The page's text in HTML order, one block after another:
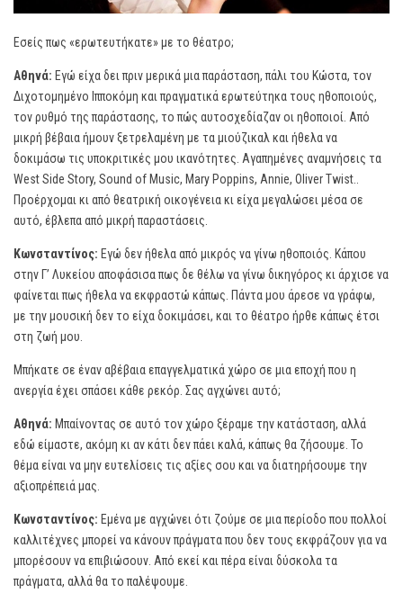
Εσείς πως «ερωτευτήκατε» με το θέατρο;
Αθηνά: Εγώ είχα δει πριν μερικά μια παράσταση, πάλι του Κώστα, τον
Διχοτομημένο Ιπποκόμη και πραγματικά ερωτεύτηκα τους ηθοποιούς,
τον ρυθμό της παράστασης, το πώς αυτοσχεδίαζαν οι ηθοποιοί. Από
μικρή βέβαια ήμουν ξετρελαμένη με τα μιούζικαλ και ήθελα να
δοκιμάσω τις υποκριτικές μου ικανότητες. Αγαπημένες αναμνήσεις τα
West Side Story, Sound of Music, Mary Poppins, Annie, Oliver Twist..
Προέρχομαι κι από θεατρική οικογένεια κι είχα μεγαλώσει μέσα σε
αυτό, έβλεπα από μικρή παραστάσεις.
Κωνσταντίνος: Εγώ δεν ήθελα από μικρός να γίνω ηθοποιός. Κάπου
στην Γ’ Λυκείου αποφάσισα πως δε θέλω να γίνω δικηγόρος κι άρχισε να
φαίνεται πως ήθελα να εκφραστώ κάπως. Πάντα μου άρεσε να γράφω,
με την μουσική δεν το είχα δοκιμάσει, και το θέατρο ήρθε κάπως έτσι
στη ζωή μου.
Μπήκατε σε έναν αβέβαια επαγγελματικά χώρο σε μια εποχή που η
ανεργία έχει σπάσει κάθε ρεκόρ. Σας αγχώνει αυτό;
Αθηνά: Μπαίνοντας σε αυτό τον χώρο ξέραμε την κατάσταση, αλλά
εδώ είμαστε, ακόμη κι αν κάτι δεν πάει καλά, κάπως θα ζήσουμε. Το
θέμα είναι να μην ευτελίσεις τις αξίες σου και να διατηρήσουμε την
αξιοπρέπειά μας.
Κωνσταντίνος: Εμένα με αγχώνει ότι ζούμε σε μια περίοδο που πολλοί
καλλιτέχνες μπορεί να κάνουν πράγματα που δεν τους εκφράζουν για να
μπορέσουν να επιβιώσουν. Από εκεί και πέρα είναι δύσκολα τα
πράγματα, αλλά θα το παλέψουμε.